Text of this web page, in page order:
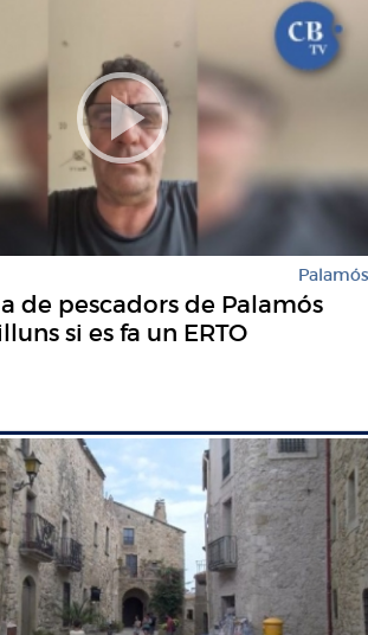
Palamós
de pescadors de Palamós
si es fa un ERTO